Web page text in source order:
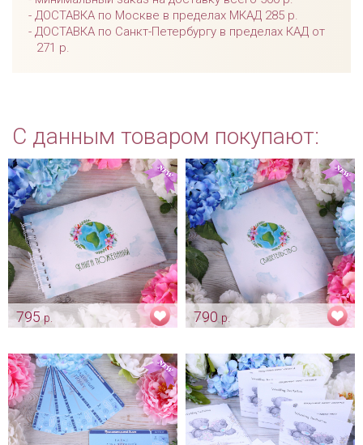
ДОСТАВКА по Москве в пределах МКАД 285 р.
ДОСТАВКА по Санкт-Петербургу в пределах КАД от
271 р.
С данным товаром покупают:
795р.
Арт: alb_0106
790 р.
формат А4
Арт: pap_0204